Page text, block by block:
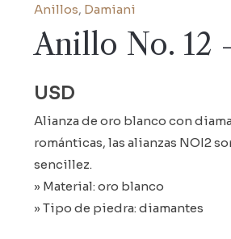
Anillos, Damiani
Anillo No. 12
USD
Alianza de oro blanco con
románticas, las alianzas NOI2
sencillez.
» Material: oro blanco
» Tipo de piedra: diamantes